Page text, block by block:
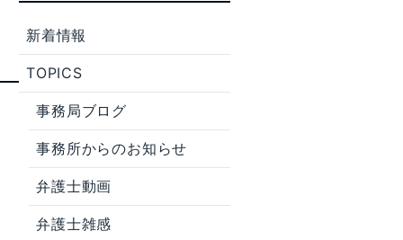
新着情報
TOPICS
事務局ブログ
事務所からのお知らせ
弁護士動画
弁護士雑感